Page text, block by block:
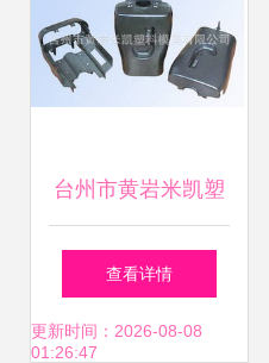
台州市黄岩米凯塑
料模具 匠心智造，
模具产品列表全解
查看详情
更新时间：2026-08-08
01:26:47